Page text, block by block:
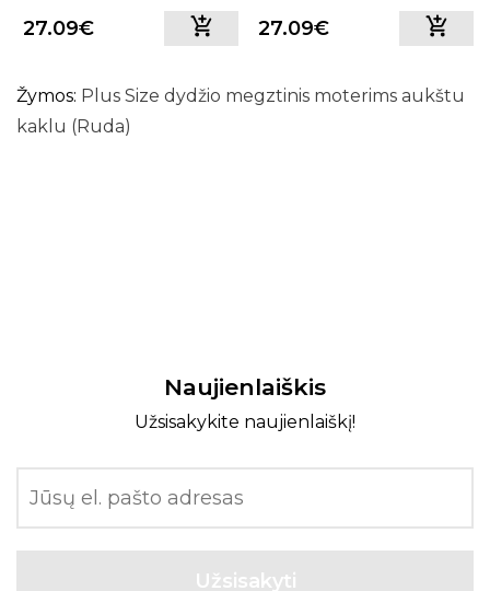
aukštu kaklu (Juoda)
27.09€
aukštu kaklu (Smėlio
27.09€
Žymos: Plus Size dydžio megztinis moterims aukštu
kaklu (Ruda)
Naujienlaiškis
Užsisakykite naujienlaiškį!